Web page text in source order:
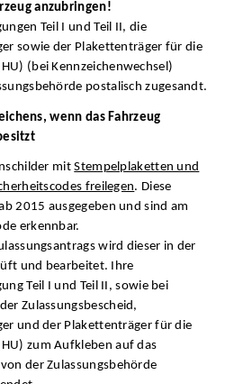
anzubringen!
Teil I und Teil II, die
sowie der Plakettenträger für die
(bei Kennzeichenwechsel)
postalisch zugesandt.
wenn das Fahrzeug
mitStempelplaketten und
freilegen. Diese
2015 ausgegeben und sind am
erkennbar.
wird dieser in der
und bearbeitet. Ihre
Teil I und Teil II, sowie bei
Zulassungsbescheid,
und der Plakettenträger für die
zum Aufkleben auf das
der Zulassungsbehörde